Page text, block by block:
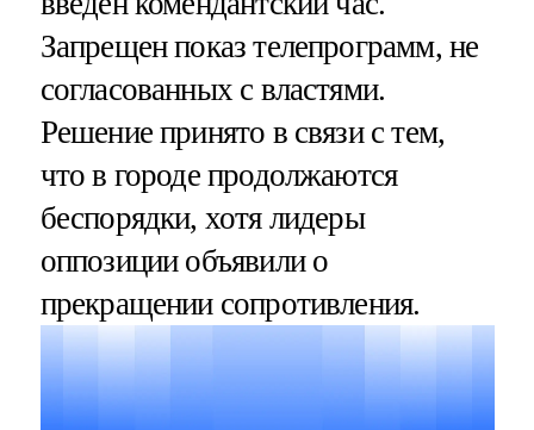
Запрещен показ телепрограмм, не
согласованных с властями.
Решение принято в связи с тем,
что в городе продолжаются
беспорядки, хотя лидеры
оппозиции объявили о
прекращении сопротивления.